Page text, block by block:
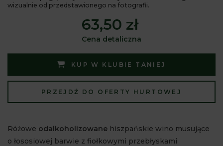
wizualnie od przedstawionego na fotografii.
63,50 zł
Cena detaliczna
KUP W KLUBIE TANIEJ
PRZEJDŹ DO OFERTY HURTOWEJ
Różowe odalkoholizowane hiszpańskie wino musujące
o łososiowej barwie z fiołkowymi przebłyskami